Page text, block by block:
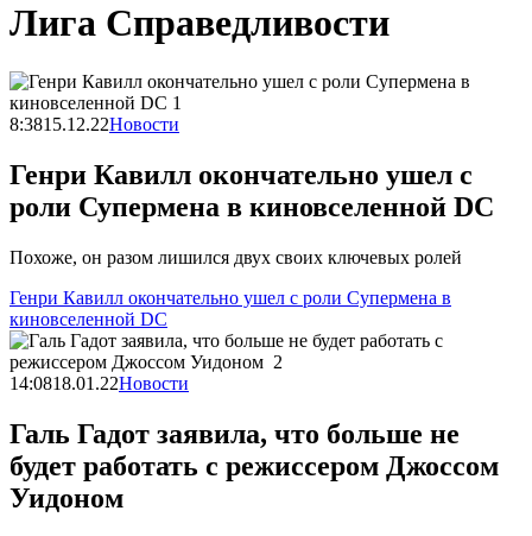
Лига Справедливости
8:3815.12.22Новости
Генри Кавилл окончательно ушел с
роли Супермена в киновселенной DC
Похоже, он разом лишился двух своих ключевых ролей
Генри Кавилл окончательно ушел с роли Супермена в
киновселенной DC
14:0818.01.22Новости
Галь Гадот заявила, что больше не
будет работать с режиссером Джоссом
Уидоном